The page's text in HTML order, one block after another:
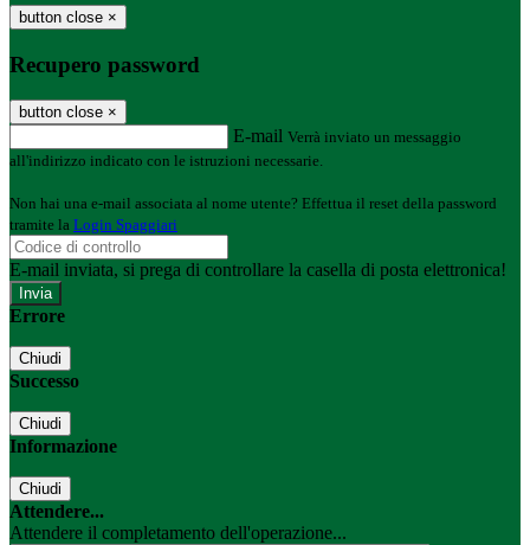
button close ×
Recupero password
button close ×
E-mail Verrà inviato un messaggio
all'indirizzo indicato con le istruzioni necessarie.
Non hai una e-mail associata al nome utente? Effettua il reset della password
tramite la Login Spaggiari
E-mail inviata, si prega di controllare la casella di posta elettronica!
Errore
Chiudi
Successo
Chiudi
Informazione
Chiudi
Attendere...
Attendere il completamento dell'operazione...